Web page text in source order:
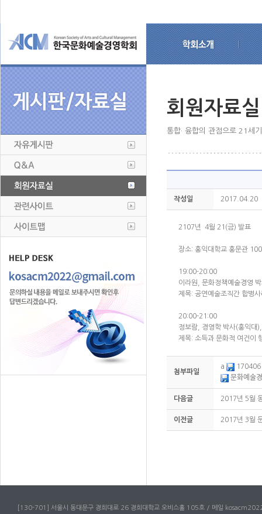
회원자료실
통합· 융합의 관점으로 21세
작성일 2017.04.20
2107년 4월 21(금) 발표
장소: 홍익대학교 홍문관
19:00-20:00
이라원, 문화정책예술경영
제목: 공연예술조직간 합병
20:00-21:00
정보람, 경영학 박사(홍익대
제목: 소득과 문화적 여건이
첨부파일
a
170406
다음글 2017년 5월
이전글 2017년 3월
[130-701] 서울시 동대문구 경희대로 26 경희대학교 오비스홀 105호 / 메일